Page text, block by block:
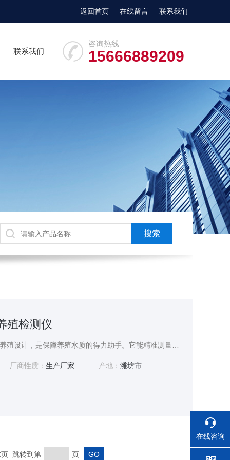
返回首页 在线留言 联系我们
咨询热线
15666889209
联系我们
殖检测仪
厂商性质： 生产厂家 产地：潍坊市
跳转到第 页
在线咨询